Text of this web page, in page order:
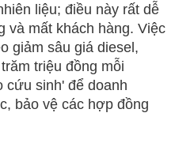
liệu; điều này rất dễ
và mất khách hàng. Việc
giảm sâu giá diesel,
triệu đồng mỗi
sinh' để doanh
bảo vệ các hợp đồng